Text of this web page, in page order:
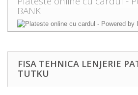
BANK
FISA TEHNICA LENJERIE
TUTKU